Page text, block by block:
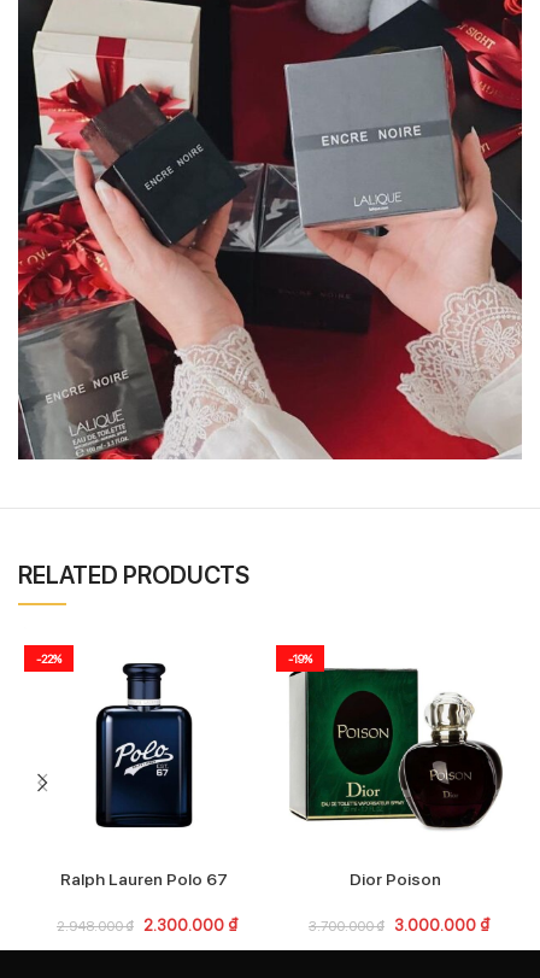
RELATED PRODUCTS
-22%
Ralph Lauren Polo 67
2.948.000₫ 2.300.000 ₫
-19%
Dior Poison
3.700.000₫ 3.000.000 ₫